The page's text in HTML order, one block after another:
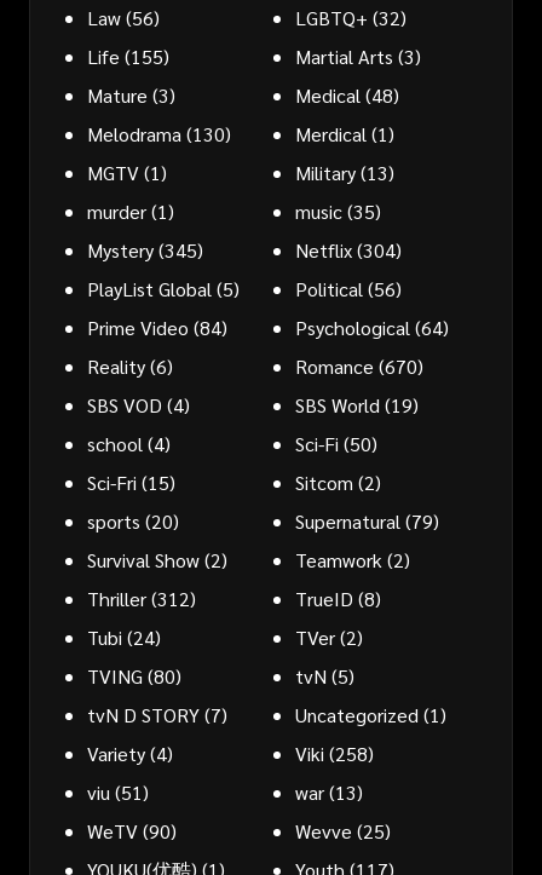
Law(56) LGBTQ+ (32)
Life (155) Martial Arts (3)
Mature (3) Medical(48)
Melodrama(130) Merdical(1)
MGTV(1) Military(13)
murder(1) music(35)
Mystery(345) Netflix(304)
PlayList Global(5) Political(56)
Prime Video (84) Psychological(64)
Reality(6) Romance (670)
SBS VOD (4) SBS World(19)
school(4) Sci-Fi (50)
Sci-Fri (15) Sitcom (2)
sports (20) Supernatural(79)
Survival Show(2) Teamwork(2)
Thriller(312) TrueID (8)
Tubi (24) TVer(2)
TVING (80) tvN (5)
tvN D STORY(7) Uncategorized(1)
Variety(4) Viki (258)
viu(51) war(13)
WeTV(90) Wevve (25)
YOUKU(优酷) (1) Youth (117)